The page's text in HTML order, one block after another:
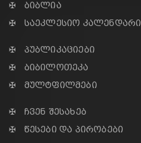
✠ ბიბლია
✠ საეკლესიო კალენდარი
✠ პუბლიკაციები
✠ ბიბილოთეკა
✠ მულტფილმები
✠ ჩვენ შესახებ
✠ წესები და პირობები